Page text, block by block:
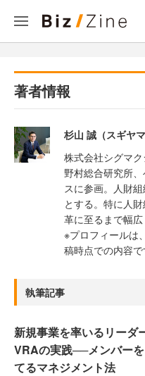
著者情報
杉山 誠（スギヤ
株式会社シグマ
野村総合研究所
スに参画。人財
とする。特に人
革に至るまで幅広
※プロフィールは
稿時点での内容で
執筆記事
新規事業を率いるリーダ
VRAの実践──メンバー
てるマネジメント法